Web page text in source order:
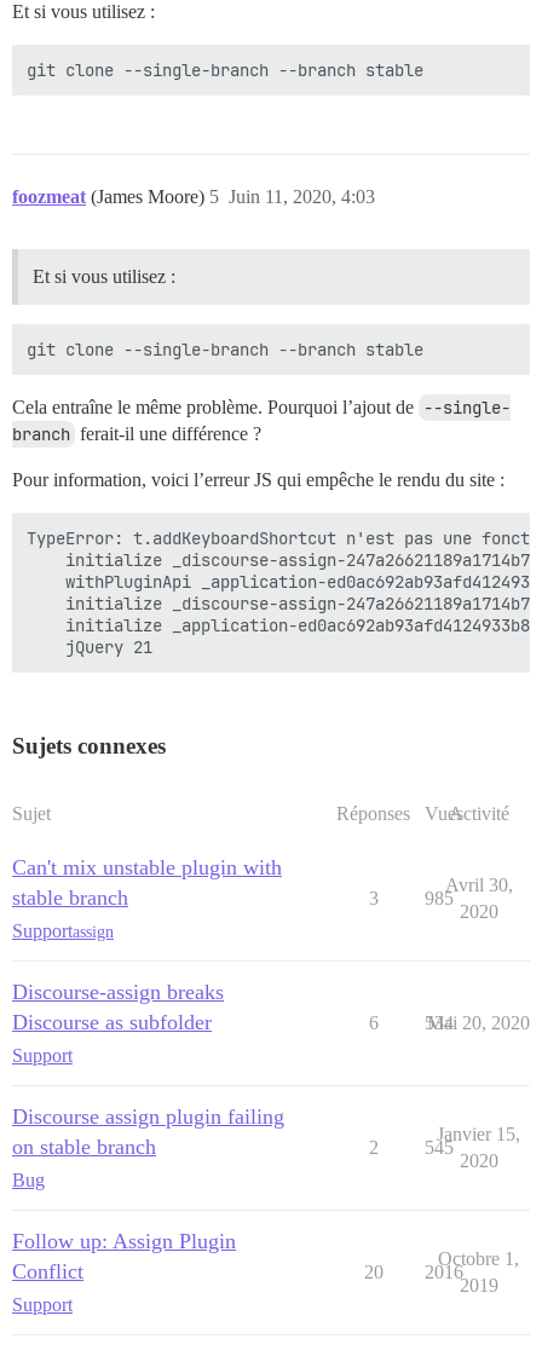
Et si vous utilisez :
foozmeat (James Moore) Juin 11, 2020, 4:03
5
Et si vous utilisez :
Cela entraîne le même problème. Pourquoi l’ajout de --single-
branch ferait-il une différence ?
Pour information, voici l’erreur JS qui empêche le rendu du site :
TypeError: t.addKeyboardShortcut n'est pas une fonction
initialize _discourse-assign-
withPluginApi _application-
initialize _discourse-assign-
initialize _application-
Sujets connexes
Sujet Réponses VuesActivité
Can't mix unstable plugin with
stable branch
Supportassign
3 985
Avril 30,
2020
Discourse-assign breaks
Discourse as subfolder
Support
6 534
Mai 20, 2020
Discourse assign plugin failing
on stable branch
Bug
2 545
Janvier 15,
2020
Follow up: Assign Plugin
Conflict
Support
20 2016
Octobre 1,
2019